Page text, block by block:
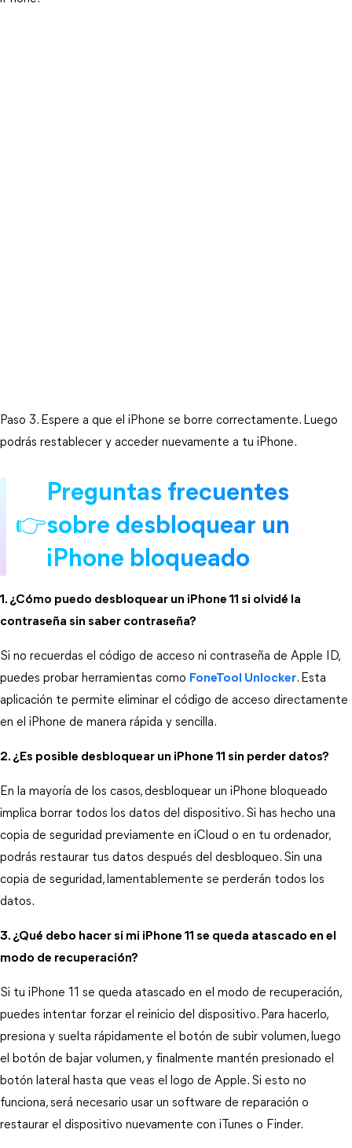
Paso 3. Espere a que el iPhone se borre correctamente. Luego
podrás restablecer y acceder nuevamente a tu iPhone.
👉️
Preguntas frecuentes
sobre desbloquear un
iPhone bloqueado
1. ¿Cómo puedo desbloquear un iPhone 11 si olvidé la
contraseña sin saber contraseña?
Si no recuerdas el código de acceso ni contraseña de Apple ID,
puedes probar herramientas como FoneTool Unlocker. Esta
aplicación te permite eliminar el código de acceso directamente
en el iPhone de manera rápida y sencilla.
2. ¿Es posible desbloquear un iPhone 11 sin perder datos?
En la mayoría de los casos, desbloquear un iPhone bloqueado
implica borrar todos los datos del dispositivo. Si has hecho una
copia de seguridad previamente en iCloud o en tu ordenador,
podrás restaurar tus datos después del desbloqueo. Sin una
copia de seguridad, lamentablemente se perderán todos los
datos.
3. ¿Qué debo hacer si mi iPhone 11 se queda atascado en el
modo de recuperación?
Si tu iPhone 11 se queda atascado en el modo de recuperación,
puedes intentar forzar el reinicio del dispositivo. Para hacerlo,
presiona y suelta rápidamente el botón de subir volumen, luego
el botón de bajar volumen, y finalmente mantén presionado el
botón lateral hasta que veas el logo de Apple. Si esto no
funciona, será necesario usar un software de reparación o
restaurar el dispositivo nuevamente con iTunes o Finder.